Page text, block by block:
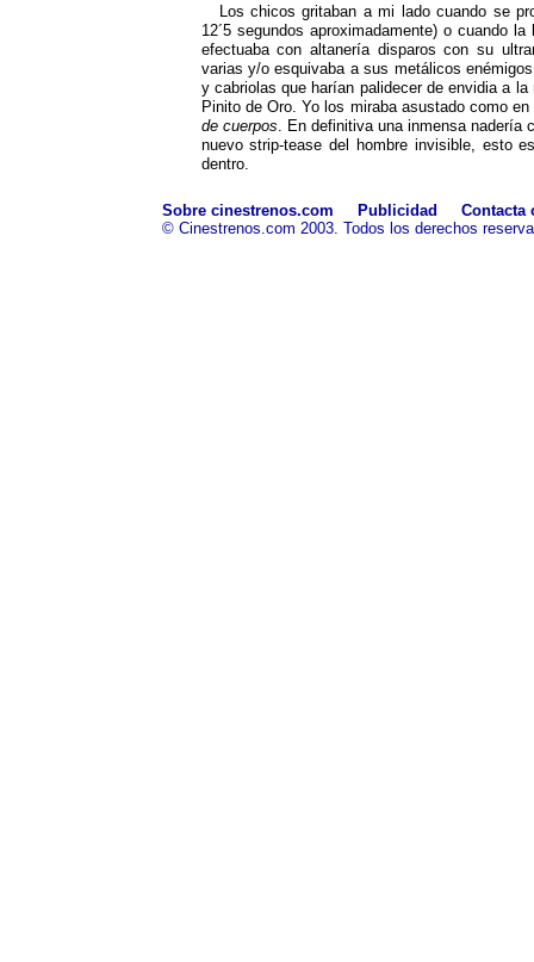
Los chicos gritaban a mi lado cuando se
12´5 segundos aproximadamente) o cuando
efectuaba con altanería disparos con su
varias y/o esquivaba a sus metálicos
y cabriolas que harían palidecer de envidia a
Pinito de Oro. Yo los miraba asustado como en
de cuerpos . En definitiva una inmensa nadería
nuevo strip-tease del hombre invisible, esto
dentro.
Sobre cinestrenos.com Publicidad
Contacta
© Cinestrenos.com 2003. Todos los derechos